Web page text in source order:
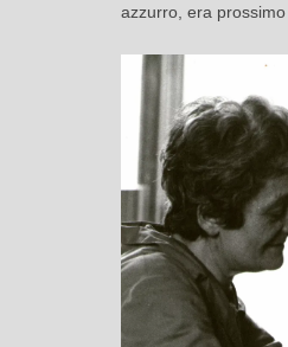
azzurro, era